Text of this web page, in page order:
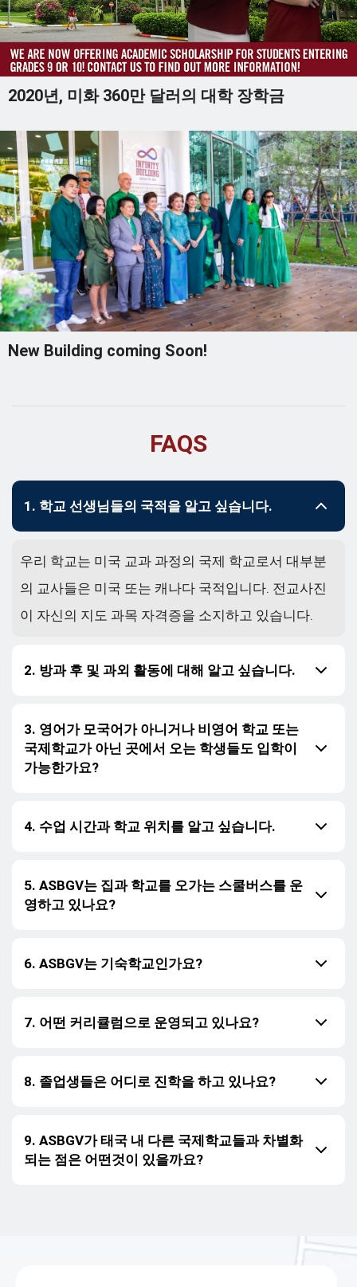
2020년, 미화 360만 달러의 대학 장학금
New Building coming Soon!
FAQS
1. 학교 선생님들의 국적을 알고 싶습니다.
우리 학교는 미국 교과 과정의 국제 학교로서 대부분
의 교사들은 미국 또는 캐나다 국적입니다. 전교사진
이 자신의 지도 과목 자격증을 소지하고 있습니다.
2. 방과 후 및 과외 활동에 대해 알고 싶습니다.
3. 영어가 모국어가 아니거나 비영어 학교 또는
국제학교가 아닌 곳에서 오는 학생들도 입학이
가능한가요?
4. 수업 시간과 학교 위치를 알고 싶습니다.
5. ASBGV는 집과 학교를 오가는 스쿨버스를 운
영하고 있나요?
6. ASBGV는 기숙학교인가요?
7. 어떤 커리큘럼으로 운영되고 있나요?
8. 졸업생들은 어디로 진학을 하고 있나요?
9. ASBGV가 태국 내 다른 국제학교들과 차별화
되는 점은 어떤것이 있을까요?